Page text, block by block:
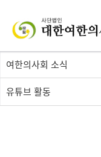
여한의사회 소식
유튜브 활동